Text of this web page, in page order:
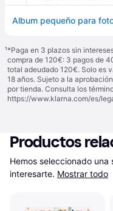
¹*Paga en 3 plazos sin
compra de 120€: 3 pagos de
total adeudado 120€. Solo es
18 años. Sujeto a la
por tienda. Consulta los
https://www.klarna.com/es/
Productos
Hemos seleccionado
interesarte. Mostrar todo